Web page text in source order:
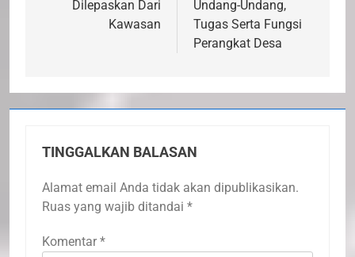
Dilepaskan Dari
Kawasan
Undang-Undang,
Tugas Serta Fungsi
Perangkat Desa
TINGGALKAN BALASAN
Alamat email Anda tidak akan dipublikasikan.
Ruas yang wajib ditandai *
Komentar *